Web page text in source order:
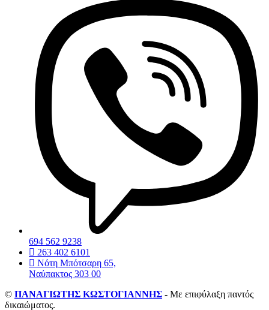
694 562 9238
263 402 6101
Νότη Μπότσαρη 65,
Ναύπακτος 303 00
© ΠΑΝΑΓΙΩΤΗΣ ΚΩΣΤΟΓΙΑΝΝΗΣ - Με επιφύλαξη παντός
δικαιώματος.